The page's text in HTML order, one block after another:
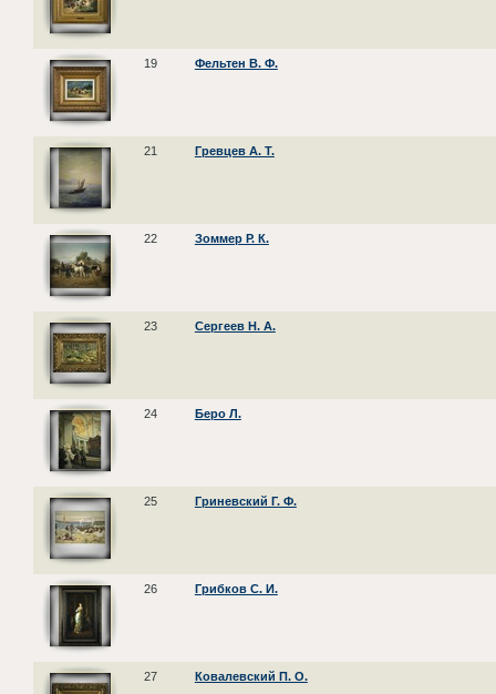
19 Фельтен В. Ф.
21 Гревцев А. Т.
22 Зоммер Р. К.
23 Сергеев Н. А.
24 Беро Л.
25 Гриневский Г. Ф.
26 Грибков С. И.
27 Ковалевский П. О.